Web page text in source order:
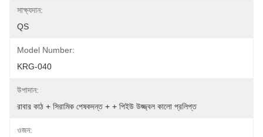
সাক্ষ্যদান:
QS
Model Number:
KRG-040
উপাদান:
রাবার কাঠ + সিরামিক পেষকদন্ত + + পিইউ উজ্জ্বল কালো প্রলিপ্ত
ওজন: